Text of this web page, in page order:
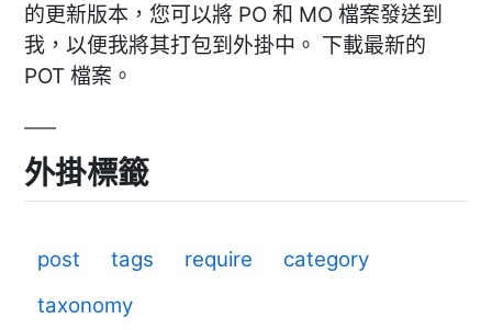
的更新版本，您可以將 PO 和 MO 檔案發送到
我，以便我將其打包到外掛中。 下載最新的
POT 檔案。
外掛標籤
post tags require
category
taxonomy